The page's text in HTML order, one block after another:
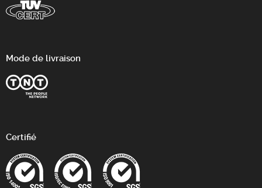
Mode de livraison
Certifié